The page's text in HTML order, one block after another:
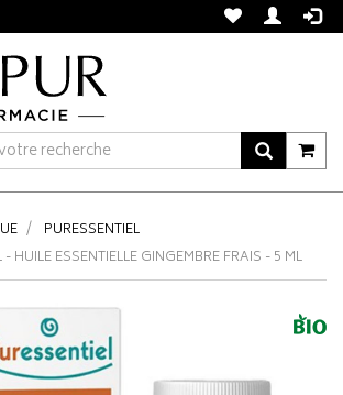
PURESSENTIEL
- HUILE ESSENTIELLE GINGEMBRE FRAIS - 5 ML